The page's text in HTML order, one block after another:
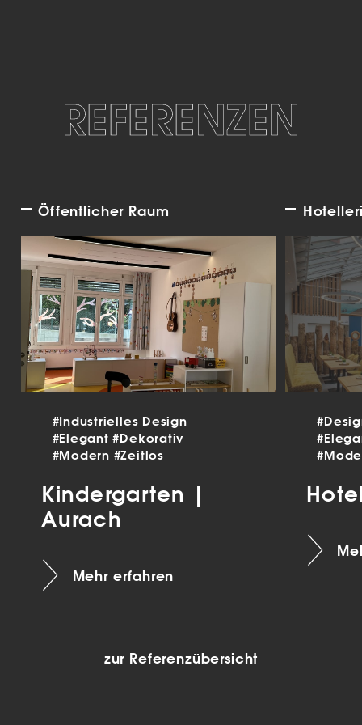
REFERENZEN
Öffentlicher Raum
#Industrielles Design
#Elegant#Dekorativ
#Modern #Zeitlos
Kindergarten |
Aurach
Mehr erfahren
zur Referenzübersicht